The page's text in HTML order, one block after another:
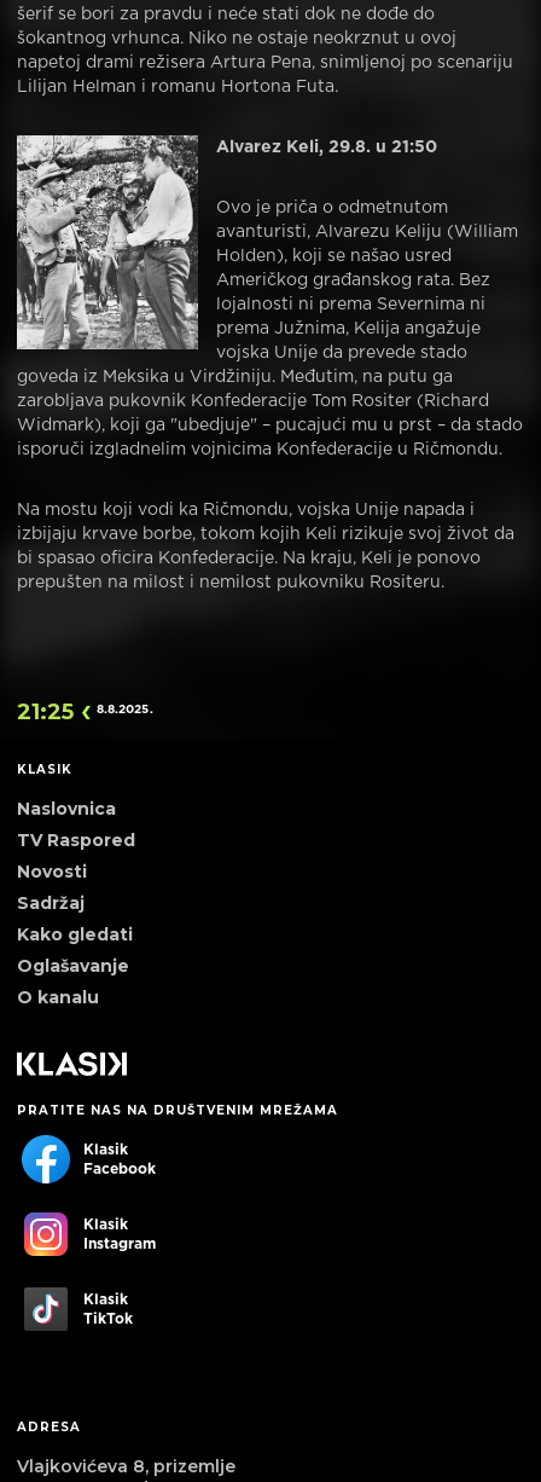
šerif se bori za pravdu i neće stati dok ne dođe do
šokantnog vrhunca. Niko ne ostaje neokrznut u ovoj
napetoj drami režisera Artura Pena, snimljenoj po scenariju
Lilijan Helman i romanu Hortona Futa.
Alvarez Keli, 29.8. u 21:50
Ovo je priča o odmetnutom
avanturisti, Alvarezu Keliju (William
Holden), koji se našao usred
Američkog građanskog rata. Bez
lojalnosti ni prema Severnima ni
prema Južnima, Kelija angažuje
vojska Unije da prevede stado
goveda iz Meksika u Virdžiniju. Međutim, na putu ga
zarobljava pukovnik Konfederacije Tom Rositer (Richard
Widmark), koji ga "ubedjuje" – pucajući mu u prst – da stado
isporuči izgladnelim vojnicima Konfederacije u Ričmondu.
Na mostu koji vodi ka Ričmondu, vojska Unije napada i
izbijaju krvave borbe, tokom kojih Keli rizikuje svoj život da
bi spasao oficira Konfederacije. Na kraju, Keli je ponovo
prepušten na milost i nemilost pukovniku Rositeru.
21:25 8.8.2025.
KLASIK
Naslovnica
TV Raspored
Novosti
Sadržaj
Kako gledati
Oglašavanje
O kanalu
PRATITE NAS NA DRUŠTVENIM MREŽAMA
Klasik
Facebook
Klasik
Instagram
Klasik
TikTok
ADRESA
Vlajkovićeva 8, prizemlje